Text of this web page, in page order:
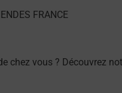
chez vous ? Découvrez